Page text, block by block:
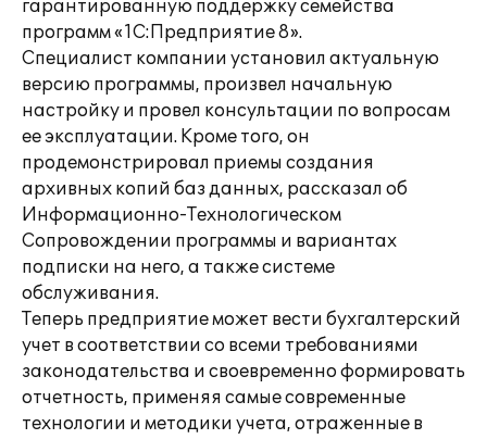
гарантированную поддержку семейства
программ «1С:Предприятие 8».
Специалист компании установил актуальную
версию программы, произвел начальную
настройку и провел консультации по вопросам
ее эксплуатации. Кроме того, он
продемонстрировал приемы создания
архивных копий баз данных, рассказал об
Информационно-Технологическом
Сопровождении программы и вариантах
подписки на него, а также системе
обслуживания.
Теперь предприятие может вести бухгалтерский
учет в соответствии со всеми требованиями
законодательства и своевременно формировать
отчетность, применяя самые современные
технологии и методики учета, отраженные в